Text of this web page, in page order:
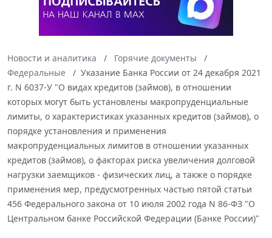
Новости и аналитика
Горячие документы
Федеральные
Указание Банка России от 24 декабря 2021
г. N 6037-У "О видах кредитов (займов), в отношении
которых могут быть установлены макропруденциальные
лимиты, о характеристиках указанных кредитов (займов), о
порядке установления и применения
макропруденциальных лимитов в отношении указанных
кредитов (займов), о факторах риска увеличения долговой
нагрузки заемщиков - физических лиц, а также о порядке
применения мер, предусмотренных частью пятой статьи
456 Федерального закона от 10 июля 2002 года N 86-ФЗ "О
Центральном банке Российской Федерации (Банке России)"